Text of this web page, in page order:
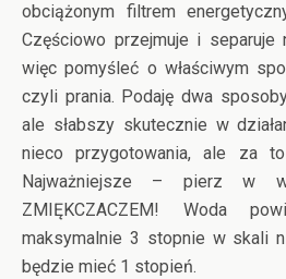
obciążonym filtrem
Częściowo przejmuje i separuje
więc pomyśleć o właściwym
czyli prania. Podaję dwa
ale słabszy skutecznie w
nieco przygotowania, ale za
Najważniejsze – pierz w
ZMIĘKCZACZEM! Woda
maksymalnie 3 stopnie w skali
będzie mieć 1 stopień.